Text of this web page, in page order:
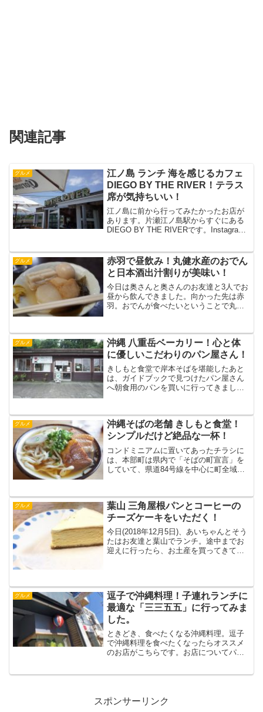
関連記事
グルメ
江ノ島 ランチ 海を感じるカフェ
DIEGO BY THE RIVER！テラス
席が気持ちいい！
江ノ島に前から行ってみたかったお店が
あります。片瀬江ノ島駅からすぐにある
DIEGO BY THE RIVERです。Instagram
RIVER▲外観はこんな感...
グルメ
赤羽で昼飲み！丸健水産のおでん
と日本酒出汁割りが美味い！
今日は奥さんと奥さんのお友達と3人でお
昼から飲んできました。向かった先は赤
羽。おでんが食べたいということで丸健
ましたが、すでにお客さんでいっぱい。
おでんと飲み物は注文...
グルメ
沖縄 八重岳ベーカリー！心と体
に優しいこだわりのパン屋さん！
きしもと食堂で岸本そばを堪能したあと
は、ガイドブックで見つけたパン屋さん
へ朝食用のパンを買いに行ってきまし
カリーはこちらと看板があったので、山
道をひたすら登っていきます...
グルメ
沖縄そばの老舗 きしもと食堂！
シンプルだけど絶品な一杯！
コンドミニアムに置いてあったチラシに
は、本部町は県内で「そばの町宣言」を
していて、県道84号線を中心に町全域に
ることにしました。さっそくご紹介しま
す。きしもと食堂▲やっ...
グルメ
葉山 三角屋根パンとコーヒーの
チーズケーキをいただく！
今日(2018年12月5日)、あいちゃんとそう
たはお友達と葉山でランチ。途中までお
迎えに行ったら、お土産を買ってきてく
の手提げ袋がシ...
グルメ
逗子で沖縄料理！子連れランチに
最適な「三三五五」に行ってみま
した。
ときどき、食べたくなる沖縄料理。逗子
で沖縄料理を食べたくなったらオススメ
のお店がこちらです。お店についてパッ
スポンサーリンク